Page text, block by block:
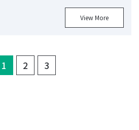
View More
1 (current)
2 3